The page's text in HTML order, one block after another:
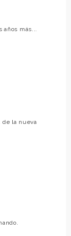
más...
de la nueva